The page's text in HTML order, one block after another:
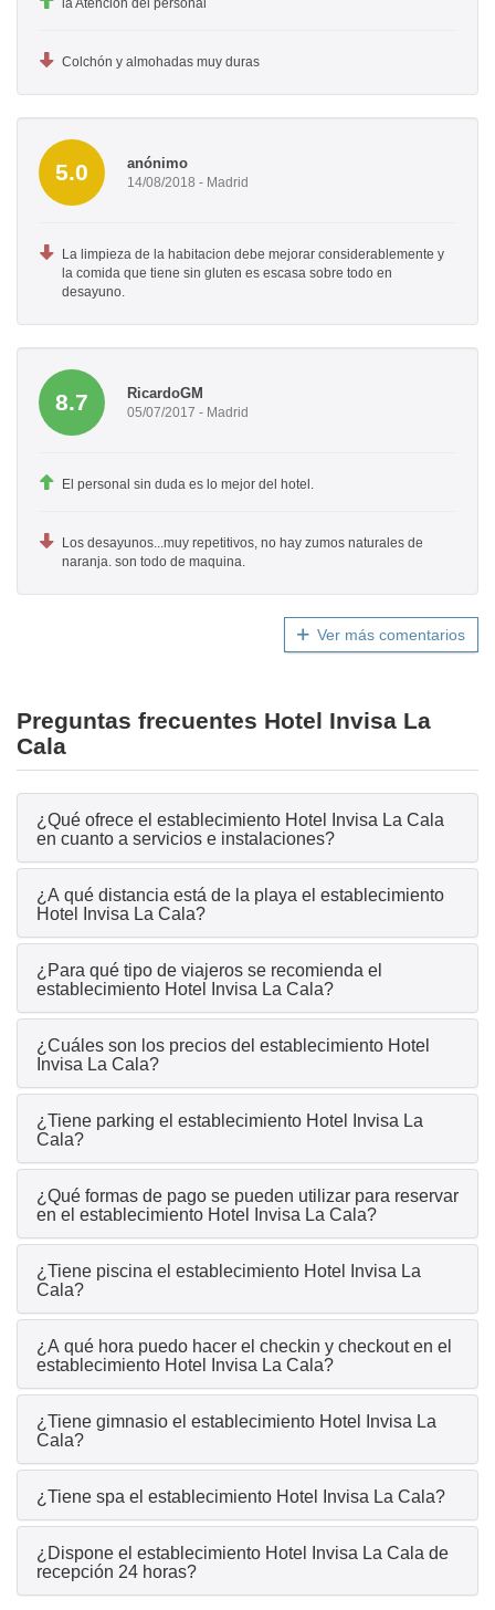
la Atención del personal
Colchón y almohadas muy duras
5.0 anónimo
14/08/2018 - Madrid
La limpieza de la habitacion debe mejorar considerablemente y
la comida que tiene sin gluten es escasa sobre todo en
desayuno.
8.7 RicardoGM
05/07/2017 - Madrid
El personal sin duda es lo mejor del hotel.
Los desayunos...muy repetitivos, no hay zumos naturales de
naranja. son todo de maquina.
Ver más comentarios
Preguntas frecuentes Hotel Invisa La
Cala
¿Qué ofrece el establecimiento Hotel Invisa La Cala
en cuanto a servicios e instalaciones?
¿A qué distancia está de la playa el establecimiento
Hotel Invisa La Cala?
¿Para qué tipo de viajeros se recomienda el
establecimiento Hotel Invisa La Cala?
¿Cuáles son los precios del establecimiento Hotel
Invisa La Cala?
¿Tiene parking el establecimiento Hotel Invisa La
Cala?
¿Qué formas de pago se pueden utilizar para reservar
en el establecimiento Hotel Invisa La Cala?
¿Tiene piscina el establecimiento Hotel Invisa La
Cala?
¿A qué hora puedo hacer el checkin y checkout en el
establecimiento Hotel Invisa La Cala?
¿Tiene gimnasio el establecimiento Hotel Invisa La
Cala?
¿Tiene spa el establecimiento Hotel Invisa La Cala?
¿Dispone el establecimiento Hotel Invisa La Cala de
recepción 24 horas?